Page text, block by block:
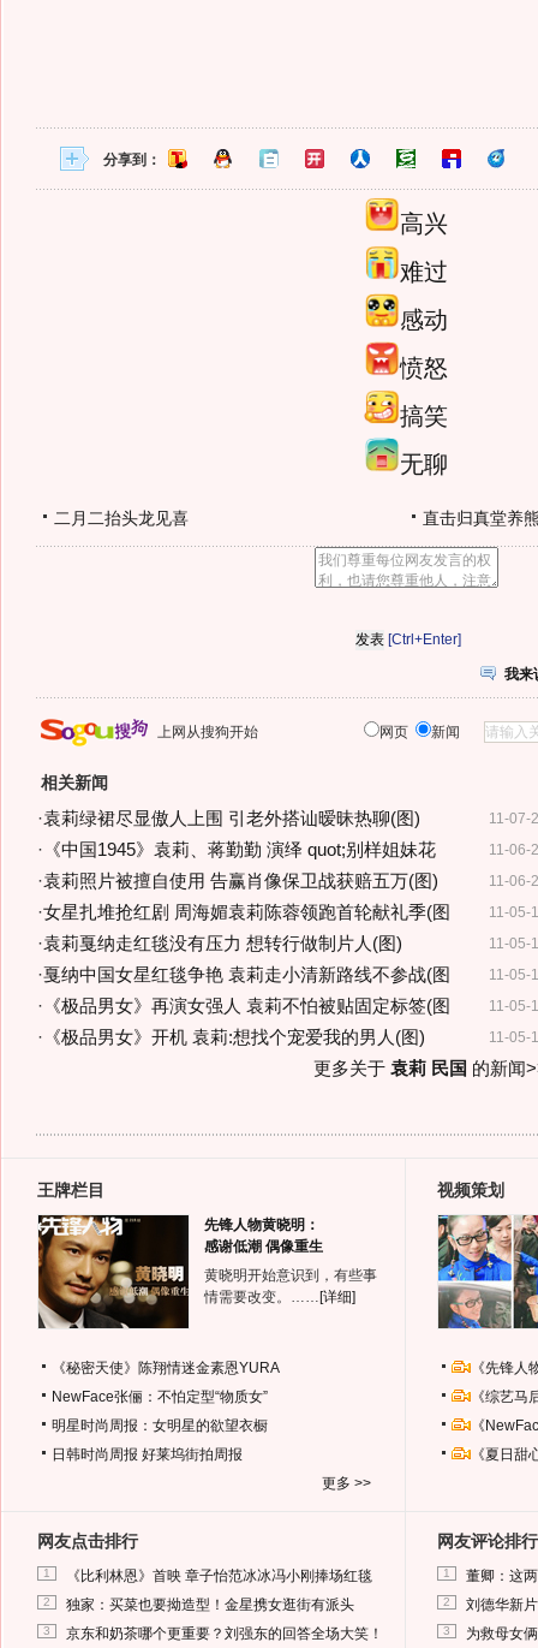
分享到：
高兴
难过
感动
愤怒
搞笑
无聊
二月二抬头龙见喜 直击归真堂养
[Ctrl+Enter]
我来
上网从搜狗开始 网页 新闻
相关新闻
11-07-
·袁莉绿裙尽显傲人上围 引老外搭讪暧昧热聊(图)
11-06-
· 《中国1945》袁莉、蒋勤勤 演绎 quot;别样姐妹花
11-06-
·袁莉照片被擅自使用 告赢肖像保卫战获赔五万(图)
11-05-
·女星扎堆抢红剧 周海媚袁莉陈蓉领跑首轮献礼季(图
11-05-
·袁莉戛纳走红毯没有压力 想转行做制片人(图)
11-05-
·戛纳中国女星红毯争艳 袁莉走小清新路线不参战(图
11-05-
· 《极品男女》再演女强人 袁莉不怕被贴固定标签(图
11-05-
· 《极品男女》开机 袁莉:想找个宠爱我的男人(图)
更多关于 袁莉 民国 的新闻
王牌栏目
先锋人物黄晓明：
感谢低潮 偶像重生
黄晓明开始意识到，有些事
情需要改变。…… [详细]
《秘密天使》陈翔情迷金素恩YURA
NewFace张俪：不怕定型“物质女”
明星时尚周报：女明星的欲望衣橱
日韩时尚周报 好莱坞街拍周报
更多 >>
视频策划
《先锋
《综艺
《
《夏日
网友点击排行
1 《比利林恩》首映 章子怡范冰冰冯小刚捧场红毯
2 独家：买菜也要拗造型！金星携女逛街有派头
3 京东和奶茶哪个更重要？刘强东的回答全场大笑！
网友评论排行
1 董卿：这
2 刘德华新
3 为救母女